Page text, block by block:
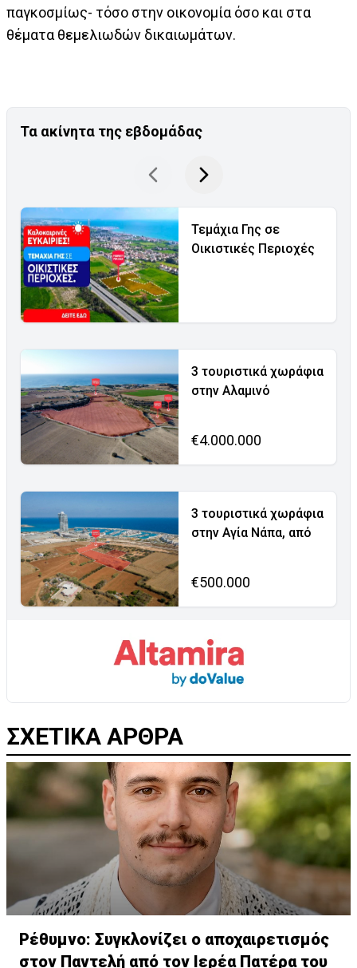
παγκοσμίως- τόσο στην οικονομία όσο και στα
θέματα θεμελιωδών δικαιωμάτων.
Τα ακίνητα της εβδομάδας
Τεμάχια Γης σε
Οικιστικές Περιοχές
3 τουριστικά χωράφια
στην Αλαμινό
€4.000.000
3 τουριστικά χωράφια
στην Αγία Νάπα, από
€500.000
ΣΧΕΤΙΚΑ ΑΡΘΡΑ
Ρέθυμνο: Συγκλονίζει ο αποχαιρετισμός
στον Παντελή από τον Ιερέα Πατέρα του